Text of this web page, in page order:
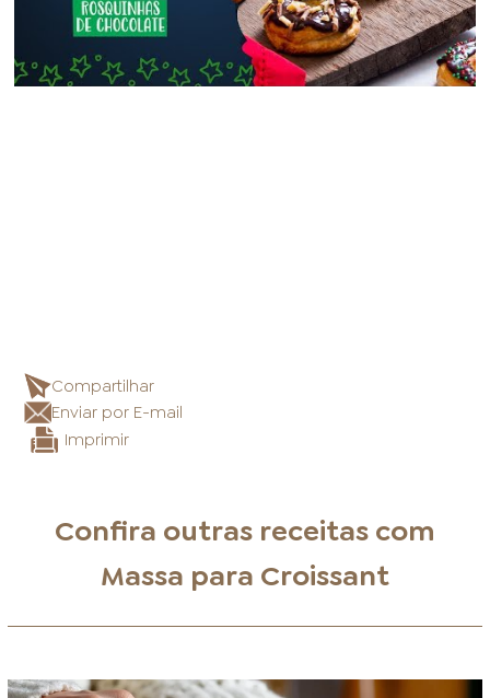
Compartilhar
Enviar por E-mail
Imprimir
Confira outras receitas com
Massa para Croissant